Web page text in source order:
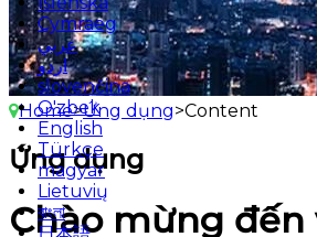
Cymraeg
عربي
اردو
slovenčina
O'zbek
English
Türkçe
magyar
Lietuvių
বাংলা
Home>Ứng dụng>Content
Ứng dụng
Chào mừng đến